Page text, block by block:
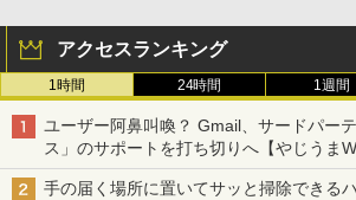
アクセスランキング
1時間 24時間 1週間
ユーザー阿鼻叫喚？ Gmail、サードパー
ス」のサポートを打ち切りへ【やじうま
手の届く場所に置いてサッと掃除できる